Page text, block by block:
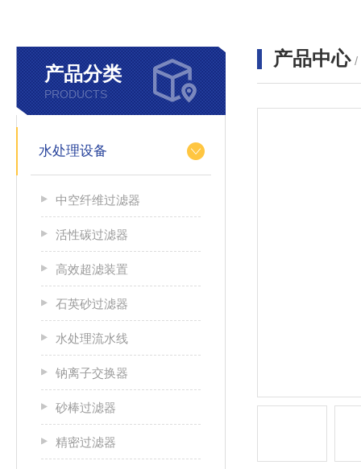
产品分类
PRODUCTS
水处理设备
中空纤维过滤器
活性碳过滤器
高效超滤装置
石英砂过滤器
水处理流水线
钠离子交换器
砂棒过滤器
精密过滤器
产品中心 /